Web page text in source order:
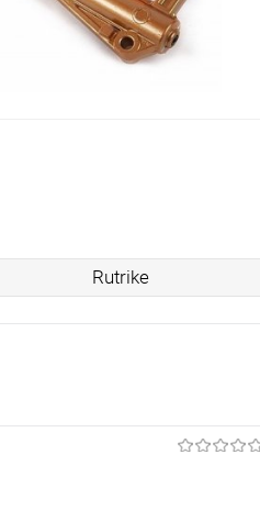
Rutrike